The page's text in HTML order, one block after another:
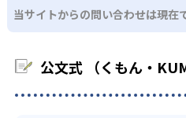
03 フレキシ
KUMONでは、教室が開いてい
い中高生にも通室しやすい。
る。苦手な科目でも自分で解け
少しずつ苦手意識を克服できる
中学生
部活や習い事と両
KUMONでは、中高生のクラス
科に限られるため、その他の
当サイトからの問い合わせは現在
公文式 （くもん・